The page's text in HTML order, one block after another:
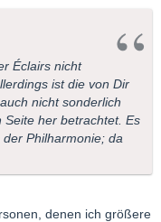
Éclairs nicht
ist die von Dir
nicht sonderlich
Seite her betrachtet. Es
Philharmonie; da
denen ich größere